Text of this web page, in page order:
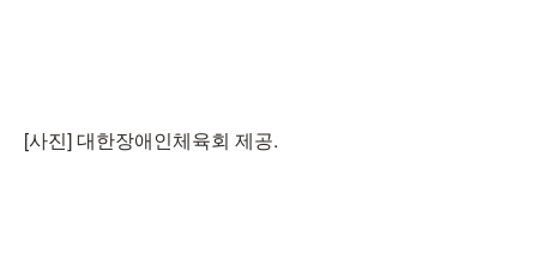
[사진] 대한장애인체육회 제공.